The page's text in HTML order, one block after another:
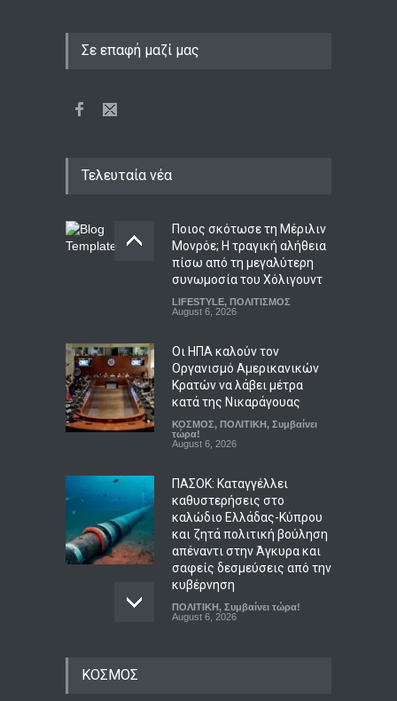
Σε επαφή μαζί μας
Τελευταία νέα
Ποιος σκότωσε τη Μέριλιν
Μονρόε; Η τραγική αλήθεια
πίσω από τη μεγαλύτερη
συνωμοσία του Χόλιγουντ
LIFESTYLE, ΠΟΛΙΤΙΣΜΟΣ
August 6, 2026
Οι ΗΠΑ καλούν τον
Οργανισμό Αμερικανικών
Κρατών να λάβει μέτρα
κατά της Νικαράγουας
ΚΟΣΜΟΣ, ΠΟΛΙΤΙΚΗ, Συμβαίνει
τώρα!
August 6, 2026
ΠΑΣΟΚ: Καταγγέλλει
καθυστερήσεις στο
καλώδιο Ελλάδας-Κύπρου
και ζητά πολιτική βούληση
απέναντι στην Άγκυρα και
σαφείς δεσμεύσεις από την
κυβέρνηση
ΠΟΛΙΤΙΚΗ, Συμβαίνει τώρα!
August 6, 2026
ΚΟΣΜΟΣ